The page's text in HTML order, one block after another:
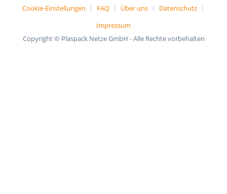
Cookie-Einstellungen FAQ Über uns
Datenschutz
Impressum
Copyright © Plaspack Netze GmbH - Alle Rechte vorbehalten